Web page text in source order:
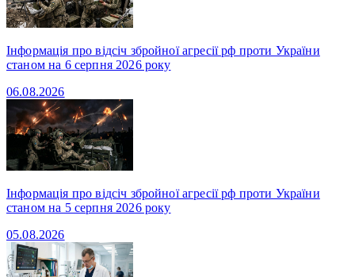
Інформація про відсіч збройної агресії рф проти України
станом на 6 серпня 2026 року
06.08.2026
Інформація про відсіч збройної агресії рф проти України
станом на 5 серпня 2026 року
05.08.2026